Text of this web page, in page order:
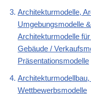
Architekturmodelle,
Umgebungsmodelle
Architekturmodelle
Gebäude /
Präsentationsmodelle
Wettbewerbsmodelle